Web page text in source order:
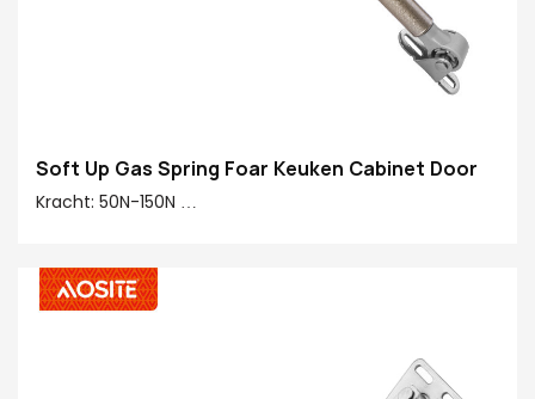
Soft Up Gas Spring Foar Keuken Cabinet Door
Kracht: 50N-150N
Slag: 90 mm
Main materiaal 20 #: 20 # Finishing buis, koper, plestik
Opsjonele funksjes: Standert omheech / sêft omleech